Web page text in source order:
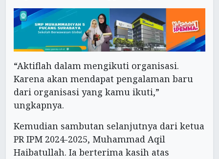
“Aktiflah dalam mengikuti organisasi.
Karena akan mendapat pengalaman baru
dari organisasi yang kamu ikuti,”
ungkapnya.
Kemudian sambutan selanjutnya dari ketua
PR IPM 2024-2025, Muhammad Aqil
Haibatullah. Ia berterima kasih atas